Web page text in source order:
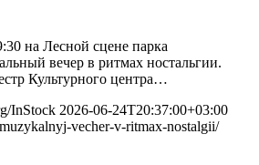
на Лесной сцене парка
вечер в ритмах ностальгии.
Культурного центра…
InStock 2026-06-24T20:37:00+03:00
vecher-v-ritmax-nostalgii/